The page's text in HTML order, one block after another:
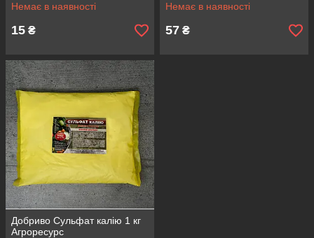
Немає в наявності
15 ₴
Немає в наявності
57 ₴
Добриво Сульфат калію 1 кг
Агроресурс